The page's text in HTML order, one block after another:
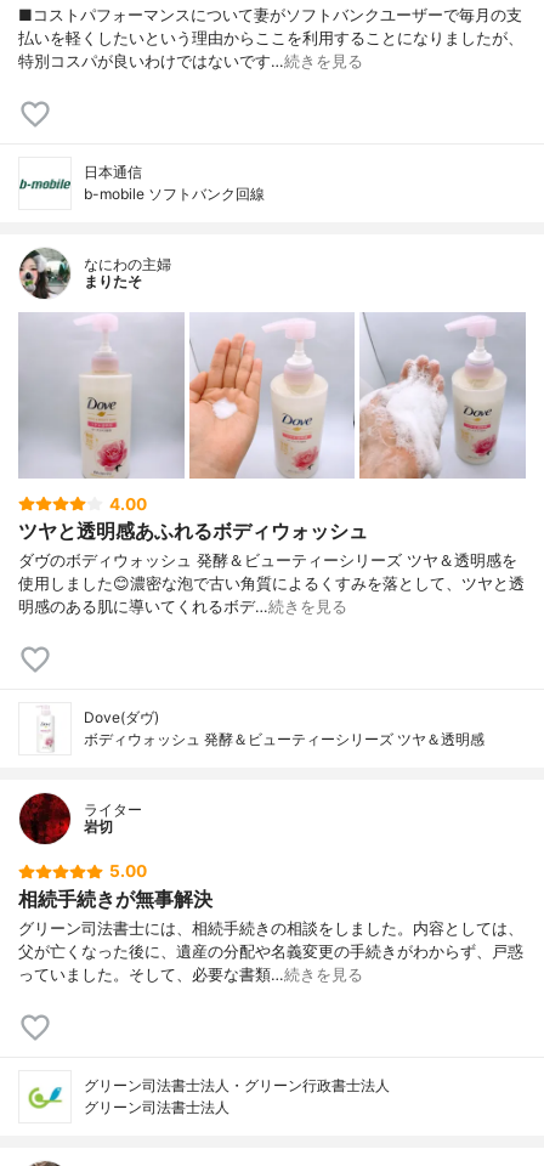
■コストパフォーマンスについて妻がソフトバンクユーザーで毎月の支
払いを軽くしたいという理由からここを利用することになりましたが、
特別コスパが良いわけではないです…続きを見る
日本通信
b-mobile ソフトバンク回線
なにわの主婦
まりたそ
4.00
ツヤと透明感あふれるボディウォッシュ
ダヴのボディウォッシュ 発酵＆ビューティーシリーズ ツヤ＆透明感を
使用しました😊濃密な泡で古い角質によるくすみを落として、ツヤと透
明感のある肌に導いてくれるボデ…続きを見る
Dove(ダヴ)
ボディウォッシュ 発酵＆ビューティーシリーズ ツヤ＆透明感
ライター
岩切
5.00
相続手続きが無事解決
グリーン司法書士には、相続手続きの相談をしました。内容としては、
父が亡くなった後に、遺産の分配や名義変更の手続きがわからず、戸惑
っていました。そして、必要な書類…続きを見る
グリーン司法書士法人・グリーン行政書士法人
グリーン司法書士法人